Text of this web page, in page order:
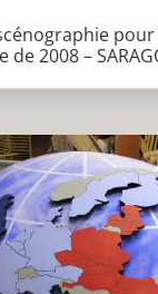
pour
de 2008 –